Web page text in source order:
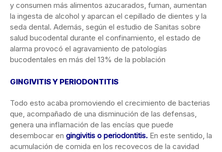
y consumen más alimentos azucarados, fuman, aumentan
la ingesta de alcohol y aparcan el cepillado de dientes y la
seda dental. Además, según el estudio de Sanitas sobre
salud bucodental durante el confinamiento, el estado de
alarma provocó el agravamiento de patologías
bucodentales en más del 13% de la población
GINGIVITIS Y PERIODONTITIS
Todo esto acaba promoviendo el crecimiento de bacterias
que, acompañado de una disminución de las defensas,
genera una inflamación de las encías que puede
desembocar en gingivitis o periodontitis. En este sentido, la
acumulación de comida en los recovecos de la cavidad